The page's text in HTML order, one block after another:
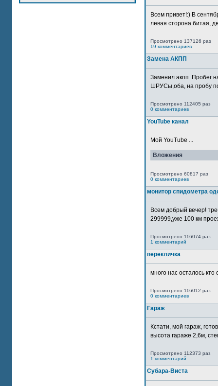
Всем привет!:) В
левая сторона битая,
Просмотрено 137126 раз
19 комментариев
Замена АКПП
Заменил акпп. Пробег
ШРУСы,оба, на пробу
Просмотрено 112405 раз
0 комментариев
YouTube канал
Мой YouTube ...
Вложения
Просмотрено 60817 раз
0 комментариев
монитор спидометра
Всем добрый вечер!
299999,уже 100 км
Просмотрено 116074 раз
1 комментарий
перекличка
много нас осталось
Просмотрено 116012 раз
0 комментариев
Гараж
Кстати, мой гараж,
высота гараже 2,6м,
Просмотрено 112373 раз
1 комментарий
Субара-Виста